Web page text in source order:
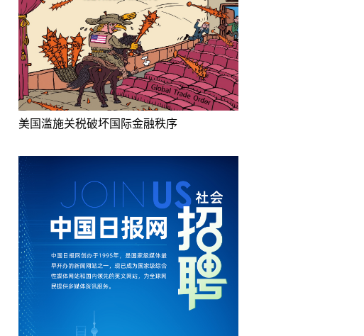
美国滥施关税破坏国际金融秩序